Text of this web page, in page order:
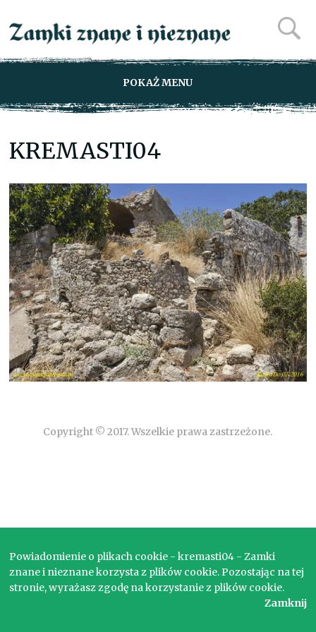
POKAŻ MENU
KREMASTI04
Copyright © 2017. Wszelkie prawa zastrzeżone.
Powiadomienie o plikach cookie - kremasti04 - Zamki
znane i nieznane korzysta z plików cookie. Pozostając na tej
stronie, wyrażasz zgodę na korzystanie z plików cookie.
Zamknij